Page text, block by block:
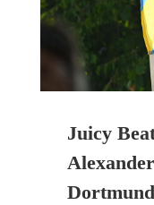
Juicy